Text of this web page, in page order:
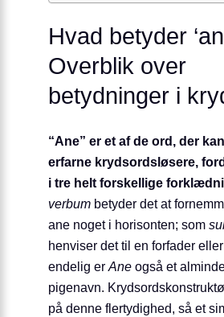
Hvad betyder
Overblik over
betydninger i
“Ane” er et af de ord, der
erfarne krydsordsløsere,
i tre helt forskellige
verbum betyder det at
ane noget i horisonten; som
henviser det til en forfader
endelig er Ane også et
pigenavn.
på denne flertydighed, så et